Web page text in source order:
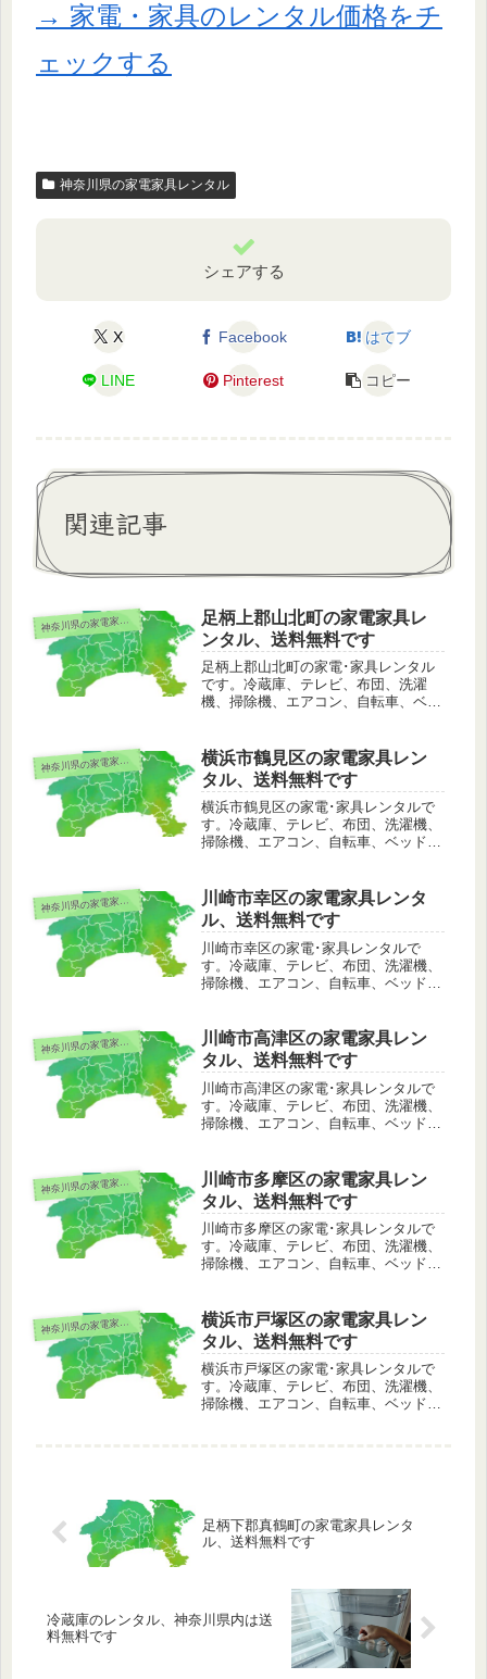
→ 家電・家具のレンタル価格をチ
ェックする
神奈川県の家電家具レンタル
シェアする
X Facebook はてブ
LINE Pinterest コピー
関連記事
神奈川県の家電家具レンタル
足柄上郡山北町の家電家具レ
ンタル、送料無料です
足柄上郡山北町の家電･家具レンタル
です。冷蔵庫、テレビ、布団、洗濯
機、掃除機、エアコン、自転車、ベッ
ンタル可能。その他、離島や山間部な
どの一部のエリアを除いて日本全国で
もレンタル可能です。
神奈川県の家電家具レンタル
横浜市鶴見区の家電家具レン
タル、送料無料です
横浜市鶴見区の家電･家具レンタルで
す。冷蔵庫、テレビ、布団、洗濯機、
掃除機、エアコン、自転車、ベッド、
可能。その他、離島や山間部などの一
部のエリアを除いて日本全国でもレン
タル可能です。
神奈川県の家電家具レンタル
川崎市幸区の家電家具レンタ
ル、送料無料です
川崎市幸区の家電･家具レンタルで
す。冷蔵庫、テレビ、布団、洗濯機、
掃除機、エアコン、自転車、ベッド、
能。その他、離島や山間部などの一部
のエリアを除いて日本全国でもレンタ
ル可能です。
神奈川県の家電家具レンタル
川崎市高津区の家電家具レン
タル、送料無料です
川崎市高津区の家電･家具レンタルで
す。冷蔵庫、テレビ、布団、洗濯機、
掃除機、エアコン、自転車、ベッド、
可能。その他、離島や山間部などの一
部のエリアを除いて日本全国でもレン
タル可能です。
神奈川県の家電家具レンタル
川崎市多摩区の家電家具レン
タル、送料無料です
川崎市多摩区の家電･家具レンタルで
す。冷蔵庫、テレビ、布団、洗濯機、
掃除機、エアコン、自転車、ベッド、
可能。その他、離島や山間部などの一
部のエリアを除いて日本全国でもレン
タル可能です。
神奈川県の家電家具レンタル
横浜市戸塚区の家電家具レン
タル、送料無料です
横浜市戸塚区の家電･家具レンタルで
す。冷蔵庫、テレビ、布団、洗濯機、
掃除機、エアコン、自転車、ベッド、
足柄下郡真鶴町の家電家具レンタ
ル、送料無料です
冷蔵庫のレンタル、神奈川県内は送
料無料です